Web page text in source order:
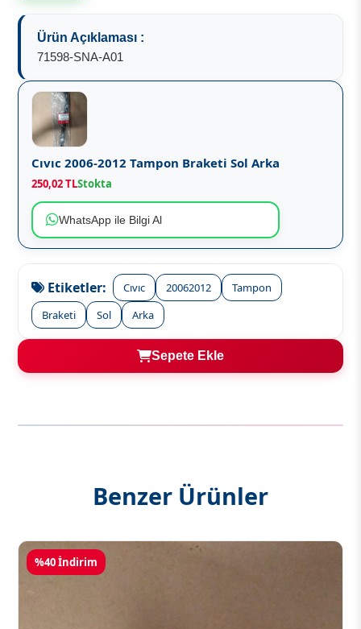
Ürün Açıklaması :
71598-SNA-A01
Cıvıc 2006-2012 Tampon Braketi Sol Arka
250,02 TLStokta
WhatsApp ile Bilgi Al
Etiketler: Cıvıc 20062012
Tampon
Braketi
Sol Arka
Sepete Ekle
Benzer Ürünler
%40 İndirim